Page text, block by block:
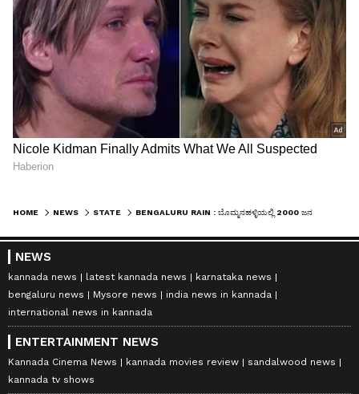
HOME NEWS STATE
NEWS
kannada news latest kannada news
karnataka news
bengaluru news
Mysore news
india news in kannada
international news in kannada
ENTERTAINMENT NEWS
Kannada Cinema News kannada movies review
sandalwood news
kannada tv shows